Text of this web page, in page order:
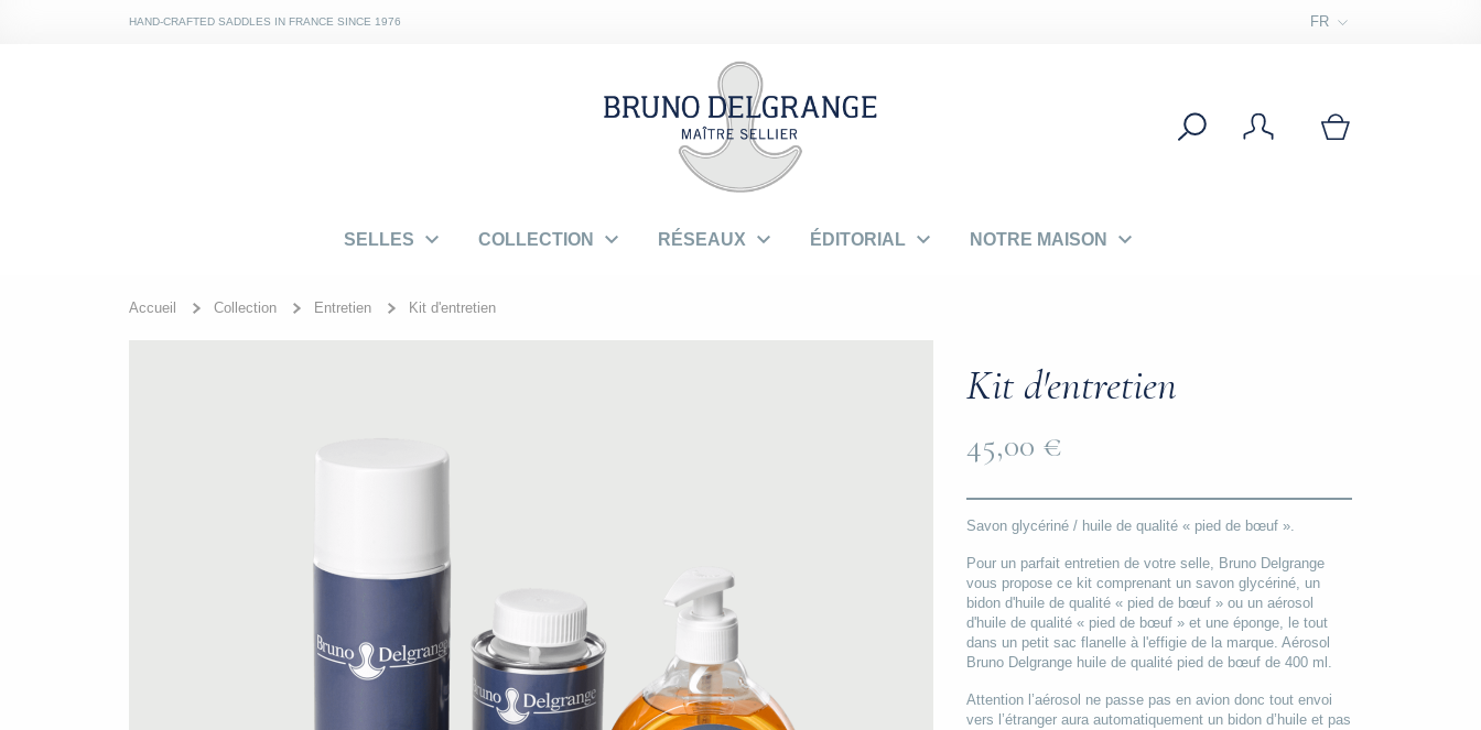
HAND-CRAFTED SADDLES IN FRANCE SINCE 1976 FR
SELLES  COLLECTION  RÉSEAUX  ÉDITORIAL  NOTRE MAISON 
Accueil Collection Entretien Kit d'entretien
Kit d'entretien
45,00 €
Savon glycériné / huile de qualité « pied de bœuf ».
Pour un parfait entretien de votre selle, Bruno Delgrange
vous propose ce kit comprenant un savon glycériné, un
bidon d'huile de qualité « pied de bœuf » ou un aérosol
d'huile de qualité « pied de bœuf » et une éponge, le tout
dans un petit sac flanelle à l'effigie de la marque. Aérosol
Bruno Delgrange huile de qualité pied de bœuf de 400 ml.
Attention l’aérosol ne passe pas en avion donc tout envoi
vers l’étranger aura automatiquement un bidon d’huile et pas